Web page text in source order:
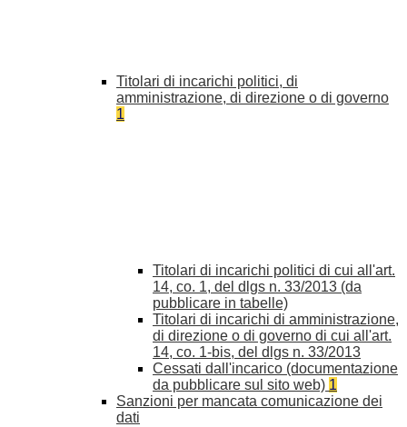
Titolari di incarichi politici, di
amministrazione, di direzione o di governo
1
Titolari di incarichi politici di cui all'art.
14, co. 1, del dlgs n. 33/2013 (da
pubblicare in tabelle)
Titolari di incarichi di amministrazione,
di direzione o di governo di cui all'art.
14, co. 1-bis, del dlgs n. 33/2013
Cessati dall'incarico (documentazione
da pubblicare sul sito web) 1
Sanzioni per mancata comunicazione dei
dati